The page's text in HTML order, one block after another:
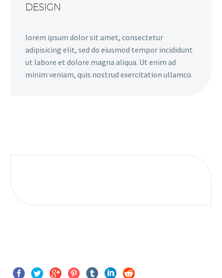
DESIGN
lorem ipsum dolor sit amet, consectetur
adipisicing elit, sed do eiusmod tempor incididunt
ut labore et dolore magna aliqua. Ut enim ad
minim veniam, quis nostrud exercitation ullamco.